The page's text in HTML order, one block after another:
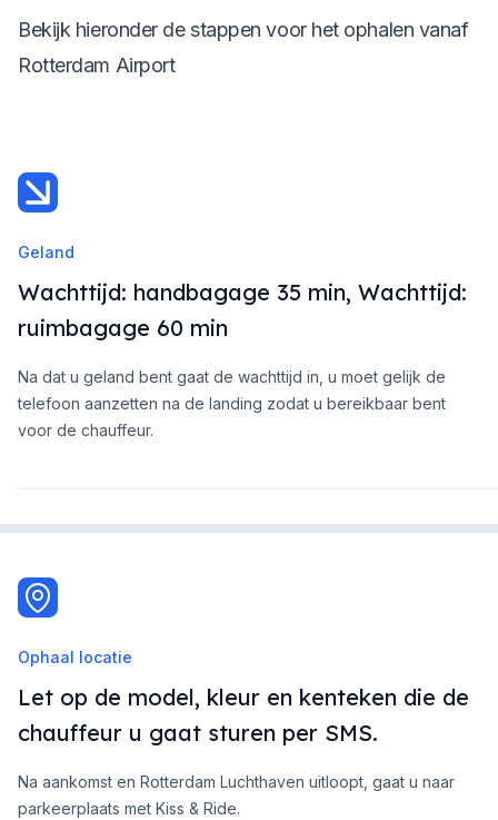
Bekijk hieronder de stappen voor het ophalen vanaf
Rotterdam Airport
Geland
Wachttijd: handbagage 35 min, Wachttijd:
ruimbagage 60 min
Na dat u geland bent gaat de wachttijd in, u moet gelijk de
telefoon aanzetten na de landing zodat u bereikbaar bent
voor de chauffeur.
Ophaal locatie
Let op de model, kleur en kenteken die de
chauffeur u gaat sturen per SMS.
Na aankomst en Rotterdam Luchthaven uitloopt, gaat u naar
parkeerplaats met Kiss & Ride.